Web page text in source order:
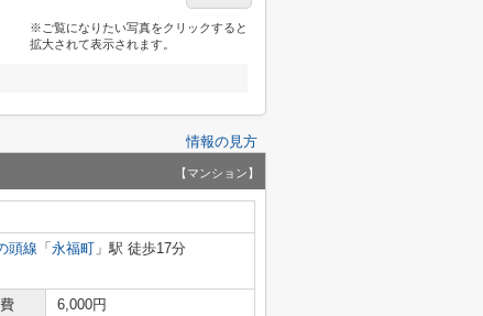
※ご覧になりたい写真をクリックすると
拡大されて表示されます。
情報の見方
【マンション】
頭線 「 永福町 」駅 徒歩17分
6,000円